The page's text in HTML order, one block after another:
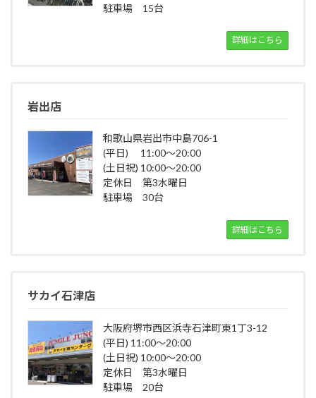
駐車場 15台
詳細はこちら
岩出店
和歌山県岩出市中島706-1
(平日) 11:00～20:00
(土日祝) 10:00～20:00
定休日 第3水曜日
駐車場 30台
詳細はこちら
サカイ石津店
大阪府堺市西区浜寺石津町東1丁3-12
(平日) 11:00～20:00
(土日祝) 10:00～20:00
定休日 第3水曜日
駐車場 20台